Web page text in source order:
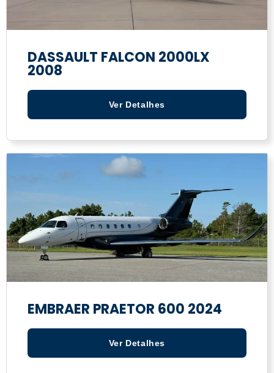
DASSAULT FALCON 2000LX
2008
Ver Detalhes
EMBRAER PRAETOR 600 2024
Ver Detalhes